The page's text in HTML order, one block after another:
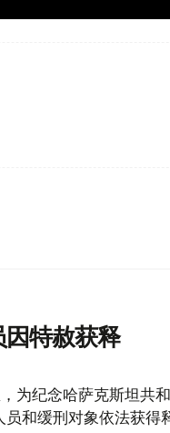
特赦获释
为纪念哈萨克斯坦共
和缓刑对象依法获得